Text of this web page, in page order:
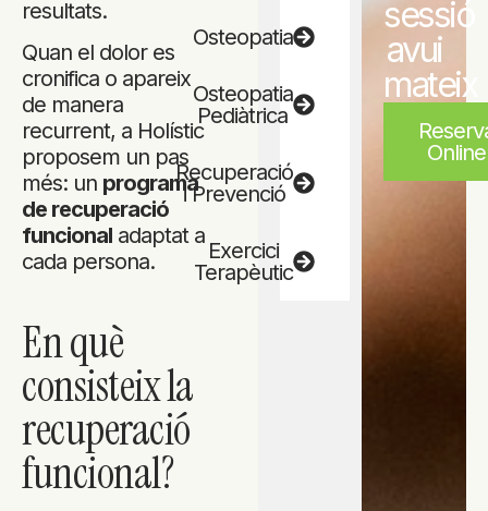
resultats.
Quan el dolor es
cronifica o apareix
de manera
recurrent, a Holístic
proposem un pas
més: un programa
de recuperació
funcional adaptat a
cada persona.
En què
consisteix la
recuperació
funcional?
Osteopatia
Osteopatia
Pediàtrica
Recuperació
i Prevenció
Exercici
Terapèutic
sessió
avui
mateix
Online